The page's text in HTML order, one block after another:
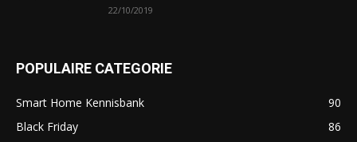
22/10/2019
POPULAIRE CATEGORIE
Smart Home Kennisbank
90
Black Friday
86